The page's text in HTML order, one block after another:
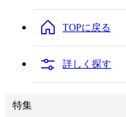
TOPに戻る
詳しく探す
特集